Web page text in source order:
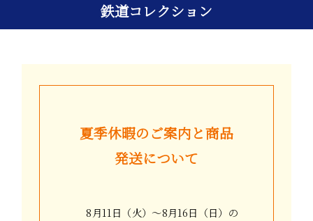
鉄道コレクション
夏季休暇のご案内と商品
発送について
8月11日（火）〜8月16日（日）の